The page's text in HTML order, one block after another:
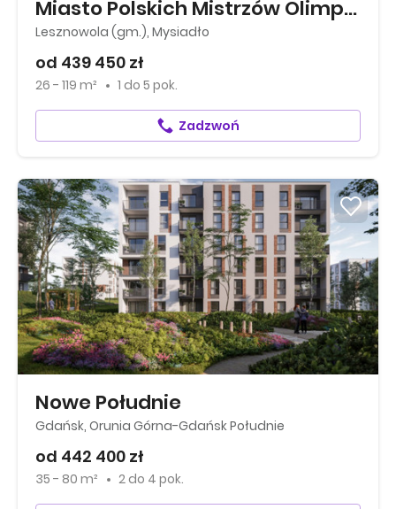
Miasto Polskich Mistrzów Olimpijskich
Lesznowola (gm.), Mysiadło
od 439 450 zł
26 - 119 m² 1 do 5 pok.
Zadzwoń
Nowe Południe
Gdańsk, Orunia Górna-Gdańsk Południe
od 442 400 zł
35 - 80 m² 2 do 4 pok.